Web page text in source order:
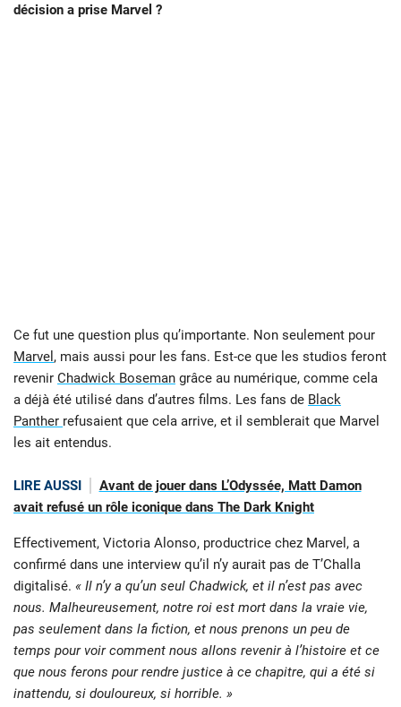
décision a prise Marvel ?
Ce fut une question plus qu’importante. Non seulement pour
Marvel , mais aussi pour les fans. Est-ce que les studios feront
revenir Chadwick Boseman grâce au numérique, comme cela
a déjà été utilisé dans d’autres films. Les fans de Black
Panther refusaient que cela arrive, et il semblerait que Marvel
les ait entendus.
LIRE AUSSI
Avant de jouer dans L’Odyssée, Matt Damon
avait refusé un rôle iconique dans The Dark Knight
Effectivement, Victoria Alonso, productrice chez Marvel, a
confirmé dans une interview qu’il n’y aurait pas de T’Challa
digitalisé. « Il n’y a qu’un seul Chadwick, et il n’est pas avec
nous. Malheureusement, notre roi est mort dans la vraie vie,
pas seulement dans la fiction, et nous prenons un peu de
temps pour voir comment nous allons revenir à l’histoire et ce
que nous ferons pour rendre justice à ce chapitre, qui a été si
inattendu, si douloureux, si horrible. »